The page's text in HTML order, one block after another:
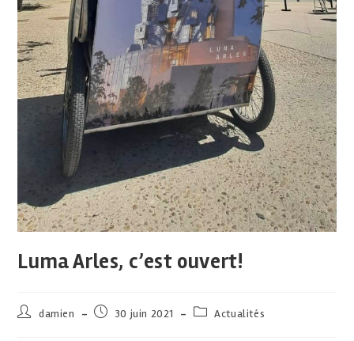
Luma Arles, c’est ouvert!
damien 30 juin 2021 Actualités